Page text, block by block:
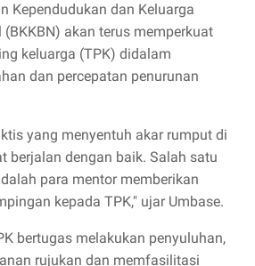
Kependudukan dan Keluarga
(BKKBN) akan terus memperkuat
keluarga (TPK) didalam
dan percepatan penurunan
yang menyentuh akar rumput di
berjalan dengan baik. Salah satu
para mentor memberikan
kepada TPK," ujar Umbase.
bertugas melakukan penyuluhan,
rujukan dan memfasilitasi